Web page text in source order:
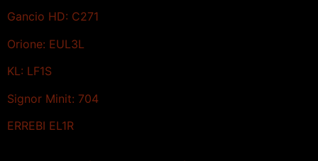
Gancio HD: C271
Orione: EUL3L
KL: LF1S
Signor Minit: 704
ERREBI EL1R